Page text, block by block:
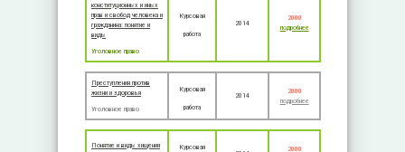
конституционных и иных
прав и свобод человека и
гражданина: понятие и
виды
Уголовное право
Курсовая
работа
2014
2000
подробнее
Преступления против
жизни и здоровья
Уголовное право
Курсовая
работа
2014
2000
подробнее
Понятие и виды хищения
Курсовая
2000